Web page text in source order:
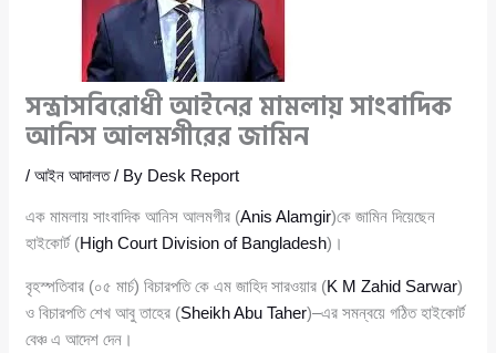
সন্ত্রাসবিরোধী আইনের মামলায় সাংবাদিক
আনিস আলমগীরের জামিন
/আইন আদালত/ By Desk Report
এক মামলায় সাংবাদিক আনিস আলমগীর (Anis Alamgir)কে জামিন দিয়েছেন
হাইকোর্ট (High Court Division of Bangladesh)।
বৃহস্পতিবার (০৫ মার্চ) বিচারপতি কে এম জাহিদ সারওয়ার (K M Zahid Sarwar)
ও বিচারপতি শেখ আবু তাহের (Sheikh Abu Taher)–এর সমন্বয়ে গঠিত হাইকোর্ট
বেঞ্চ এ আদেশ দেন।